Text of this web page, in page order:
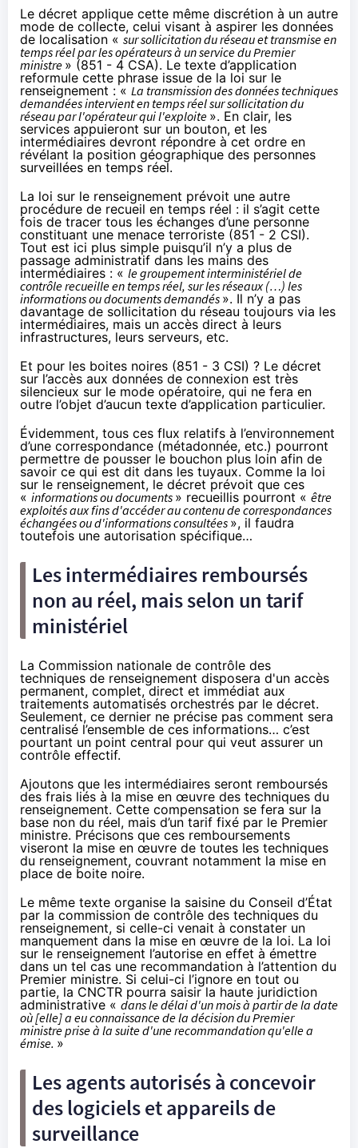
Le décret applique cette même discrétion à un autre
mode de collecte, celui visant à aspirer les données
de localisation « sur sollicitation du réseau et transmise en
temps réel par les opérateurs à un service du Premier
ministre » (851 - 4 CSA). Le texte d’application
reformule cette phrase issue de la loi sur le
renseignement : « La transmission des données techniques
demandées intervient en temps réel sur sollicitation du
réseau par l'opérateur qui l'exploite ». En clair, les
services appuieront sur un bouton, et les
intermédiaires devront répondre à cet ordre en
révélant la position géographique des personnes
surveillées en temps réel.
La loi sur le renseignement prévoit une autre
procédure de recueil en temps réel : il s’agit cette
fois de tracer tous les échanges d’une personne
constituant une menace terroriste (851 - 2 CSI).
Tout est ici plus simple puisqu’il n’y a plus de
passage administratif dans les mains des
intermédiaires : « le groupement interministériel de
contrôle recueille en temps réel, sur les réseaux (…) les
informations ou documents demandés ». Il n’y a pas
davantage de sollicitation du réseau toujours via les
intermédiaires, mais un accès direct à leurs
infrastructures, leurs serveurs, etc.
Et pour les boites noires (851 - 3 CSI) ? Le décret
sur l’accès aux données de connexion est très
silencieux sur le mode opératoire, qui ne fera en
outre l’objet d’aucun texte d’application particulier.
Évidemment, tous ces flux relatifs à l’environnement
d’une correspondance (métadonnée, etc.) pourront
permettre de pousser le bouchon plus loin afin de
savoir ce qui est dit dans les tuyaux. Comme la loi
sur le renseignement, le décret prévoit que ces
« informations ou documents » recueillis pourront « être
exploités aux fins d'accéder au contenu de correspondances
échangées ou d'informations consultées », il faudra
toutefois une autorisation spécifique…
Les intermédiaires remboursés
non au réel, mais selon un tarif
ministériel
La Commission nationale de contrôle des
techniques de renseignement disposera d'un accès
permanent, complet, direct et immédiat aux
traitements automatisés orchestrés par le décret.
Seulement, ce dernier ne précise pas comment sera
centralisé l’ensemble de ces informations… c’est
pourtant un point central pour qui veut assurer un
contrôle effectif.
Ajoutons que les intermédiaires seront remboursés
des frais liés à la mise en œuvre des techniques du
renseignement. Cette compensation se fera sur la
base non du réel, mais d’un tarif fixé par le Premier
ministre. Précisons que ces remboursements
viseront la mise en œuvre de toutes les techniques
du renseignement, couvrant notamment la mise en
place de boite noire.
Le même texte organise la saisine du Conseil d’État
par la commission de contrôle des techniques du
renseignement, si celle-ci venait à constater un
manquement dans la mise en œuvre de la loi. La loi
sur le renseignement l’autorise en effet à émettre
dans un tel cas une recommandation à l’attention du
Premier ministre. Si celui-ci l’ignore en tout ou
partie, la CNCTR pourra saisir la haute juridiction
administrative « dans le délai d'un mois à partir de la date
où [elle] a eu connaissance de la décision du Premier
ministre prise à la suite d'une recommandation qu'elle a
émise. »
Les agents autorisés à concevoir
des logiciels et appareils de
surveillance